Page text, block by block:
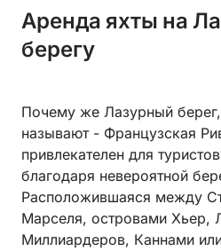
Аренда яхты на
берегу
Почему же Лазурный
называют - Французская
привлекателен для
благодаря невероятной
Расположившаяся между
Марселя, островами Хьер,
Миллиардеров, Каннами